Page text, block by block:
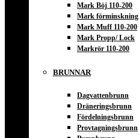
Mark Böj 110-200
Mark förminskning
Mark Muff 110-200
Mark Propp/ Lock
Markrör 110-200
BRUNNAR
Dagvattenbrunn
Dräneringsbrunn
Fördelningsbrunn
Provtagningsbrunn